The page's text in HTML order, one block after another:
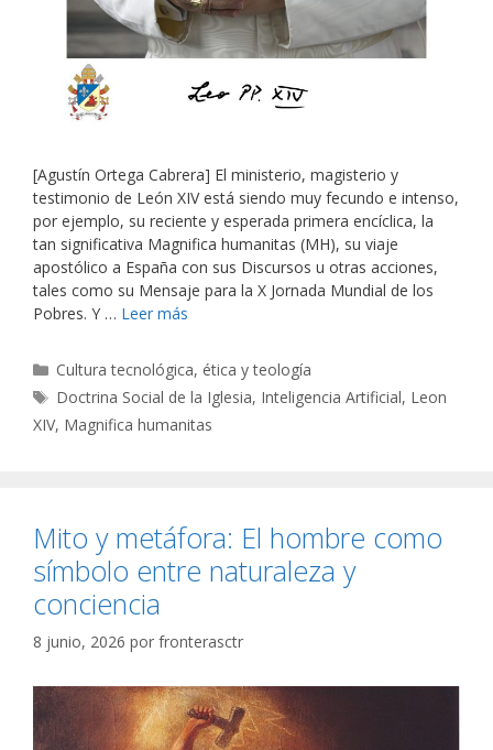
[Agustín Ortega Cabrera] El ministerio, magisterio y
testimonio de León XIV está siendo muy fecundo e intenso,
por ejemplo, su reciente y esperada primera encíclica, la
tan significativa Magnifica humanitas (MH), su viaje
apostólico a España con sus Discursos u otras acciones,
tales como su Mensaje para la X Jornada Mundial de los
Pobres. Y … Leer más
Categorías
Cultura tecnológica, ética y teología
Etiquetas
Doctrina Social de la Iglesia, Inteligencia Artificial, Leon
XIV, Magnifica humanitas
Mito y metáfora: El hombre como
símbolo entre naturaleza y
conciencia
8 junio, 2026 por fronterasctr